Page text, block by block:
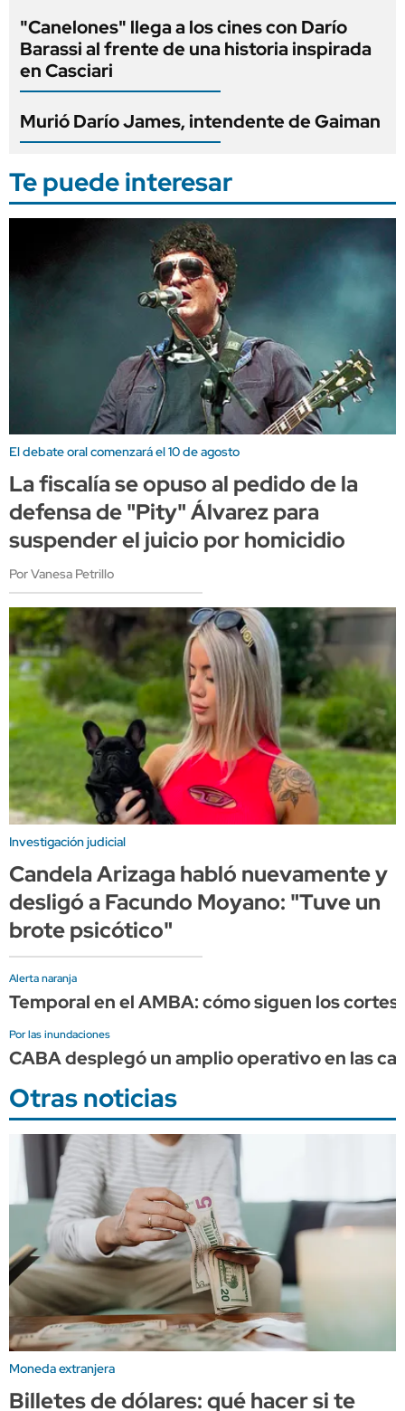
"Canelones" llega a los cines con Darío
Barassi al frente de una historia inspirada
en Casciari
Murió Darío James, intendente de Gaiman
Te puede interesar
El debate oral comenzará el 10 de agosto
La fiscalía se opuso al pedido de la
defensa de "Pity" Álvarez para
suspender el juicio por homicidio
Por Vanesa Petrillo
Investigación judicial
Candela Arizaga habló nuevamente y
desligó a Facundo Moyano: "Tuve un
brote psicótico"
Alerta naranja
Temporal en el AMBA: cómo siguen los
Por las inundaciones
CABA desplegó un amplio operativo en las
Otras noticias
Moneda extranjera
Billetes de dólares: qué hacer si te